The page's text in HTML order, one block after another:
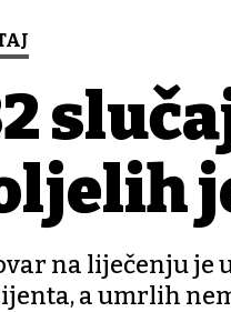
na liječenju
a umrlih